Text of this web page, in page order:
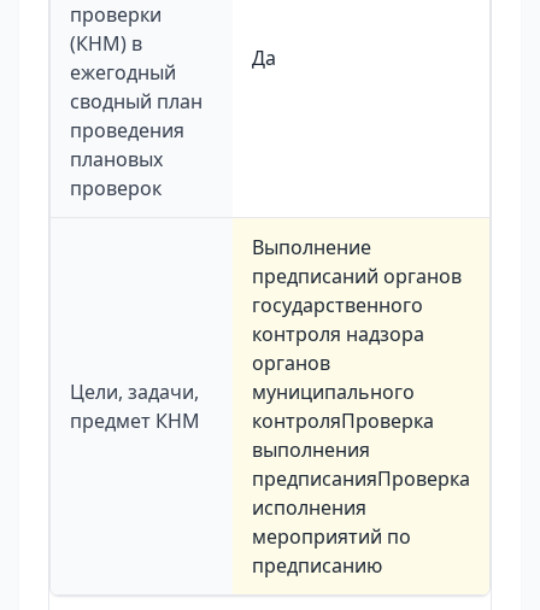
проверки
(КНМ) в
ежегодный
сводный план
проведения
плановых
проверок
Да
Цели, задачи,
предмет КНМ
Выполнение
предписаний органов
государственного
контроля надзора
органов
муниципального
контроляПроверка
выполнения
предписанияПроверка
исполнения
мероприятий по
предписанию